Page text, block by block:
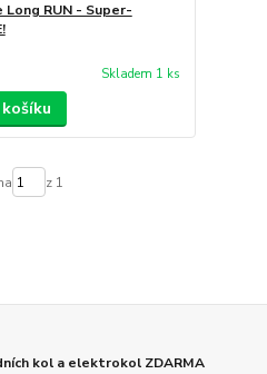
RUN - Super-
Skladem 1 ks
z 1
kol a elektrokol ZDARMA